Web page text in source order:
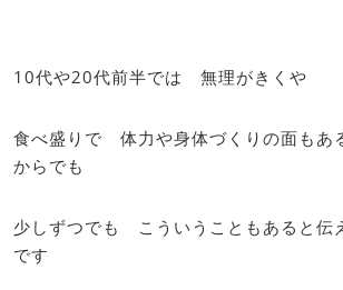
10代や20代前半では 無理がきくや
食べ盛りで 体力や身体づくりの面も
からでも
少しずつでも こういうこともあると伝
です